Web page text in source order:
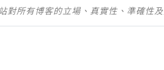
所有博客的立場、真實性、準確性